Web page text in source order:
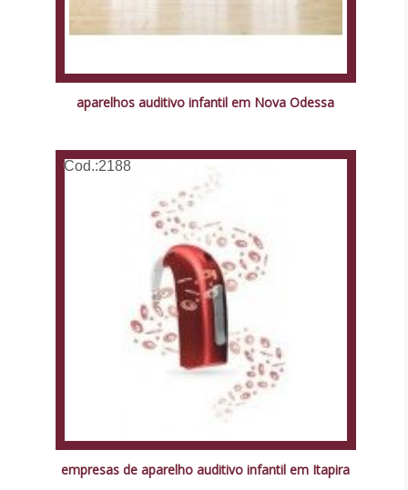
aparelhos auditivo infantil em Nova Odessa
Cod.:2188
empresas de aparelho auditivo infantil em Itapira